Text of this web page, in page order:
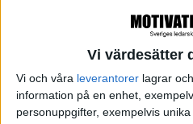
Vi värdesätter
Vi och våra leverantorer lagrar
information på en enhet,
personuppgifter, exempelvis
inledningen noga, funderar
mitten, även om de ibland
förmån för mer intressanta
vad intervjupersonerna
förberett en riktigt